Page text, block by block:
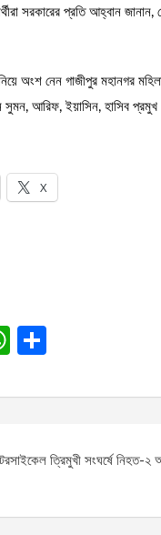
সরকারের প্রতি আহ্বান
অংশ নেন গাজীপুর মহানগর
সুমন, আরিফ, ইয়াসিন, হাসিব
X
W
at
A
p
ar
ত্রিমুখী সংঘর্ষে নিহত-